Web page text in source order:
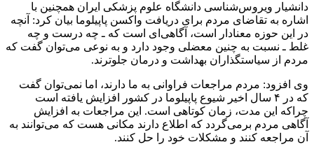
دانشیار ویروس‌شناسی دانشگاه علوم پزشکی ایران همچنین با
اشاره به تقاضای مردم برای دریافت واکسن پاپیلوما بیان کرد: آنچه
در این حوزه معنادار است، آگاهی‌ای است که ـ چه درست و چه
غلط ـ نسبت به چنین معضلی وجود دارد و به نوعی می‌توان گفت که
مردم از سیاستگذاران بهداشت و درمان جلوترند.
وی افزود: مردم مراجعات فراوانی به ما دارند، اما نمی‌توان گفت
که در ۴ سال اخیر شیوع پاپیلوما در کشور افزایش یافته است
چراکه این مدت، زمان کوتاهی است. این مراجعات به افزایش
آگاهی مردم برمی‌گردد که اطلاع دارند مکانی هست که می‌توانند به
آن مراجعه کنند و مشکلات خود را حل کنند.